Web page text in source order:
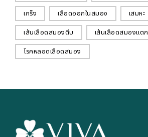
เกร็ง
เลือดออกในสมอง
เสมหะ
เส้นเลือดสมองตีบ
เส้นเลือดสมองแตก
โรคหลอดเลือดสมอง